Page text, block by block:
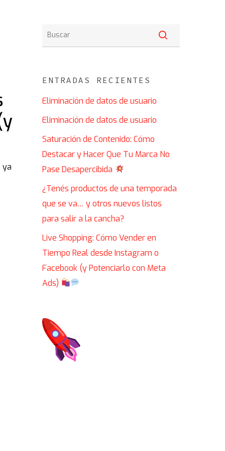
ya
ENTRADAS RECIENTES
Eliminación de datos de usuario
Eliminación de datos de usuario
Saturación de Contenido: Cómo
Destacar y Hacer Que Tu Marca No
Pase Desapercibida
¿Tenés productos de una temporada
que se va… y otros nuevos listos
para salir a la cancha?
Live Shopping: Cómo Vender en
Tiempo Real desde Instagram o
Facebook (y Potenciarlo con Meta
Ads)